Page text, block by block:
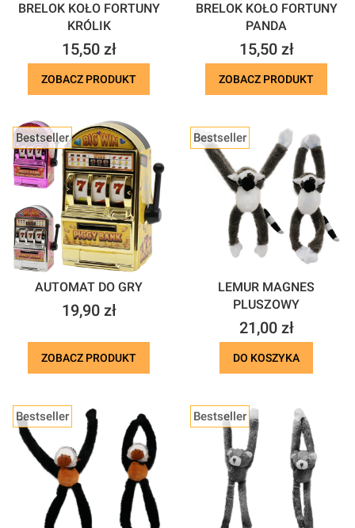
BRELOK KOŁO FORTUNY
KRÓLIK
Cena
15,50 zł
ZOBACZ PRODUKT
BRELOK KOŁO FORTUNY
PANDA
Cena
15,50 zł
ZOBACZ PRODUKT
Bestseller
AUTOMAT DO GRY
Cena
19,90 zł
ZOBACZ PRODUKT
Bestseller
LEMUR MAGNES
PLUSZOWY
Cena
21,00 zł
DO KOSZYKA
Bestseller Bestseller